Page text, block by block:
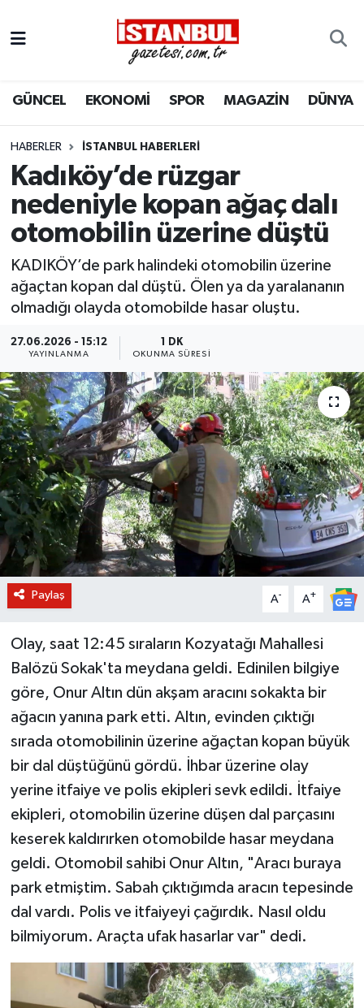
GÜNCEL EKONOMİ SPOR MAGAZİN DÜNYA
HABERLER İSTANBUL HABERLERI
Kadıköy’de rüzgar
nedeniyle kopan ağaç dalı
otomobilin üzerine düştü
KADIKÖY’de park halindeki otomobilin üzerine
ağaçtan kopan dal düştü. Ölen ya da yaralananın
olmadığı olayda otomobilde hasar oluştu.
27.06.2026 - 15:12
YAYINLANMA
1 DK
OKUNMA SÜRESI
Paylaş A- A+
Olay, saat 12:45 sıraların Kozyatağı Mahallesi
Balözü Sokak'ta meydana geldi. Edinilen bilgiye
göre, Onur Altın dün akşam aracını sokakta bir
ağacın yanına park etti. Altın, evinden çıktığı
sırada otomobilinin üzerine ağaçtan kopan büyük
bir dal düştüğünü gördü. İhbar üzerine olay
yerine itfaiye ve polis ekipleri sevk edildi. İtfaiye
ekipleri, otomobilin üzerine düşen dal parçasını
keserek kaldırırken otomobilde hasar meydana
geldi. Otomobil sahibi Onur Altın, "Aracı buraya
park etmiştim. Sabah çıktığımda aracın tepesinde
dal vardı. Polis ve itfaiyeyi çağırdık. Nasıl oldu
bilmiyorum. Araçta ufak hasarlar var" dedi.
EKONOMİ
İSTANBUL
DÜNYA
SPOR
MAGAZİN
KÜLTÜR SANAT
SAĞLIK
BİLİM VE TEKNOLOJİ
OTOMOBİL
KURUMSAL
Nöbetçi Eczaneler
Hava Durumu
Trafik Durumu
Süper Lig Puan Durumu ve Fikstür
Tüm Manşetler
Son Dakika Haberleri
Haber Arşivi